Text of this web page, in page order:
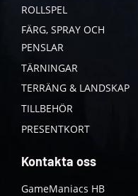
ROLLSPEL
FÄRG, SPRAY OCH
PENSLAR
TÄRNINGAR
TERRÄNG & LANDSKAP
TILLBEHÖR
PRESENTKORT
Kontakta oss
GameManiacs HB